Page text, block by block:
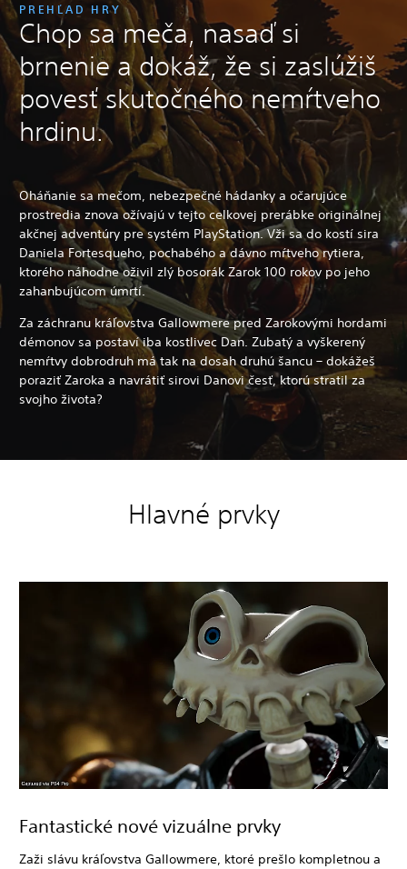
PREHĽAD HRY
Chop sa meča, nasaď si
brnenie a dokáž, že si zaslúžiš
povesť skutočného nemŕtveho
hrdinu.
Oháňanie sa mečom, nebezpečné hádanky a očarujúce
prostredia znova ožívajú v tejto celkovej prerábke originálnej
akčnej adventúry pre systém PlayStation. Vži sa do kostí sira
Daniela Fortesqueho, pochabého a dávno mŕtveho rytiera,
ktorého náhodne oživil zlý bosorák Zarok 100 rokov po jeho
zahanbujúcom úmrtí.
Za záchranu kráľovstva Gallowmere pred Zarokovými hordami
démonov sa postaví iba kostlivec Dan. Zubatý a vyškerený
nemŕtvy dobrodruh má tak na dosah druhú šancu – dokážeš
poraziť Zaroka a navrátiť sirovi Danovi česť, ktorú stratil za
svojho života?
Hlavné prvky
Fantastické nové vizuálne prvky
Zaži slávu kráľovstva Gallowmere, ktoré prešlo kompletnou a